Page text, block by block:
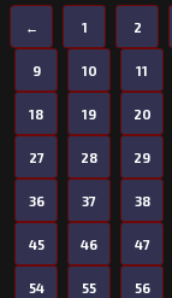
← 1 2
9 10 11
18 19 20
27 28 29
36 37 38
45 46 47
54 55 56